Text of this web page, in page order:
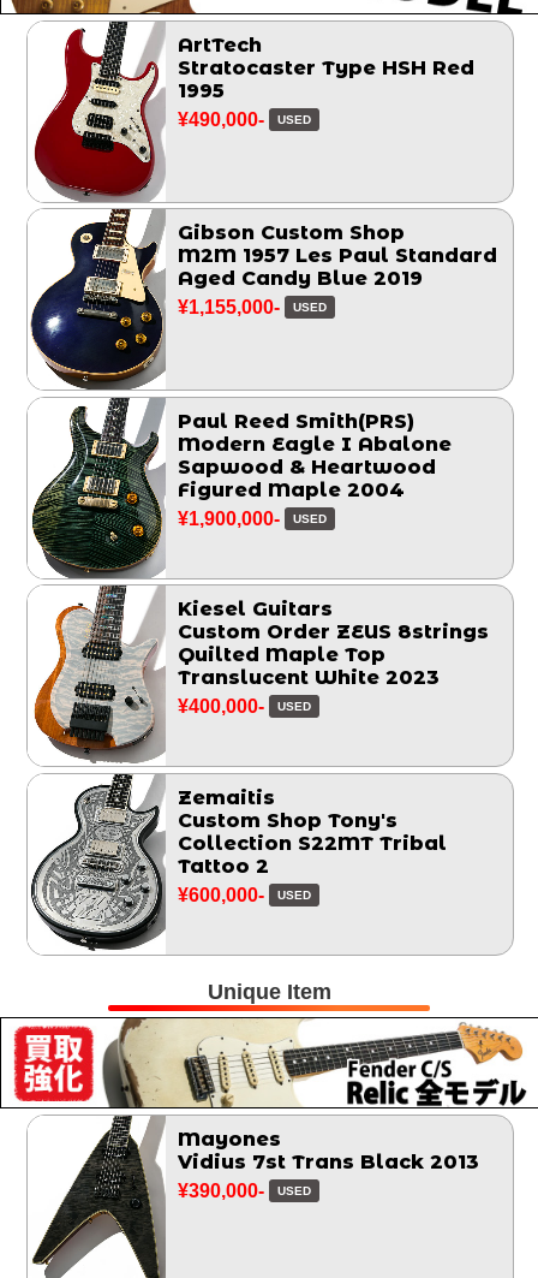
ArtTech
Stratocaster Type HSH Red
1995
¥490,000- USED
Gibson Custom Shop
M2M 1957 Les Paul Standard
Aged Candy Blue 2019
¥1,155,000- USED
Paul Reed Smith(PRS)
Modern Eagle I Abalone
Sapwood & Heartwood
Figured Maple 2004
¥1,900,000- USED
Kiesel Guitars
Custom Order ZEUS 8strings
Quilted Maple Top
Translucent White 2023
¥400,000- USED
Zemaitis
Custom Shop Tony's
Collection S22MT Tribal
Tattoo 2
¥600,000- USED
Unique Item
Mayones
Vidius 7st Trans Black 2013
¥390,000- USED